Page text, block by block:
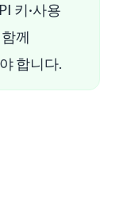
키·사용
께
합니다.